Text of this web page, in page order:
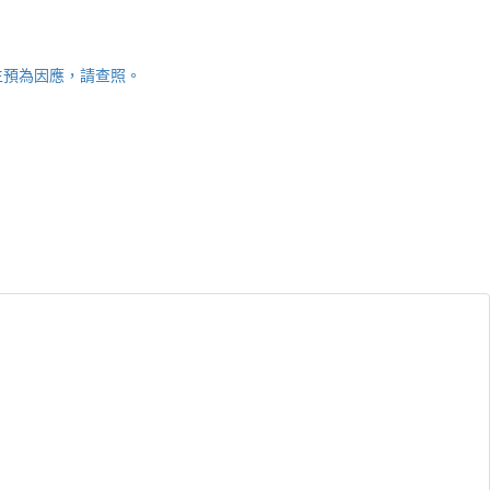
為因應，請查照。